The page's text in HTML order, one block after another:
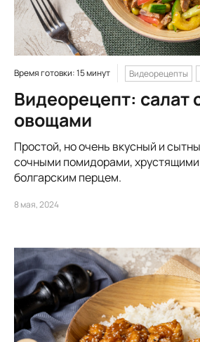
Время готовки: 15 минут Видеорецепты
Видеорецепт: салат
овощами
Простой, но очень вкусный и
сочными помидорами, хрустящими
болгарским перцем.
8 мая, 2024